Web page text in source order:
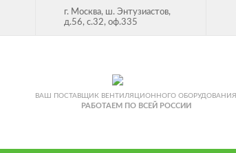
г. Москва, ш. Энтузиастов,
д.56, с.32, оф.335
ВАШ ПОСТАВЩИК ВЕНТИЛЯЦИОННОГО ОБОРУДОВАНИЯ
РАБОТАЕМ ПО ВСЕЙ РОССИИ